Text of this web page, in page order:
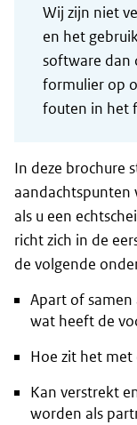
Wij zijn niet
en het
software dan
formulier op
fouten in het
In deze brochure
aandachtspunten
als u een
richt zich in de
de volgende
Apart of
wat heeft de
Hoe zit het
Kan verstrekt
worden als